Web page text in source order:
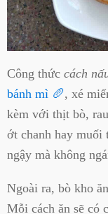
Công thức cách
bánh mì 🥖, xé
kèm với thịt bò,
ớt chanh hay muối
ngậy mà không
Ngoài ra, bò kho
Mỗi cách ăn sẽ có